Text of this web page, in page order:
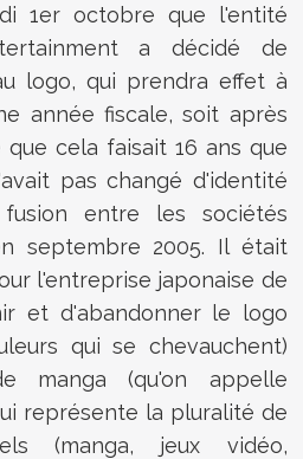
1er octobre que l'entité
a décidé de
logo, qui prendra effet à
année fiscale, soit après
que cela faisait 16 ans que
pas changé d'identité
entre les sociétés
septembre 2005. Il était
l'entreprise japonaise de
et d'abandonner le logo
qui se chevauchent)
manga (qu'on appelle
représente la pluralité de
(manga, jeux vidéo,